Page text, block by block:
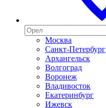
Москва
Санкт-Петербург
Архангельск
Волгоград
Воронеж
Владивосток
Екатеринбург
Ижевск